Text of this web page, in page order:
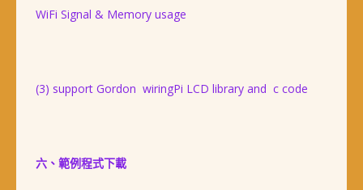
WiFi Signal & Memory usage
(3) support Gordon wiringPi LCD library and c code
六、範例程式下載